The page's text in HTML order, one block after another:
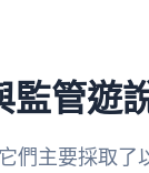
監管遊
們主要採取了